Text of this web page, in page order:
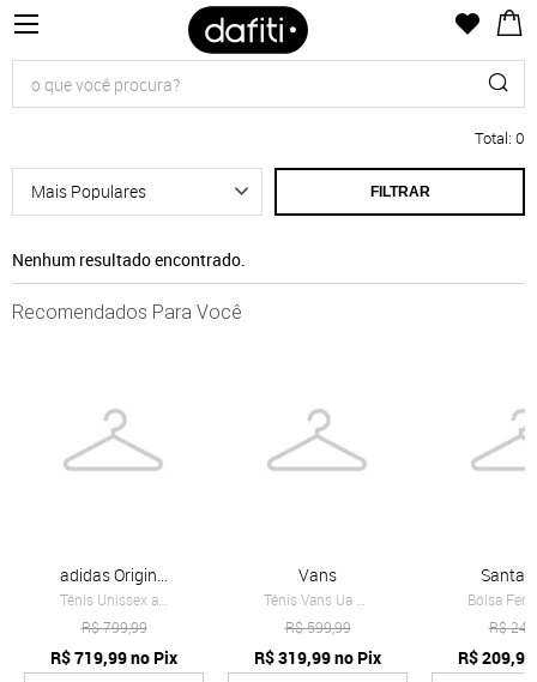
Total: 0
FILTRAR
Nenhum resultado encontrado.
Recomendados Para Você
adidas Originals
R$799,99
R$719,99no Pix
Vans
R$599,99
R$319,99no Pix
Santa
R$
R$209,99